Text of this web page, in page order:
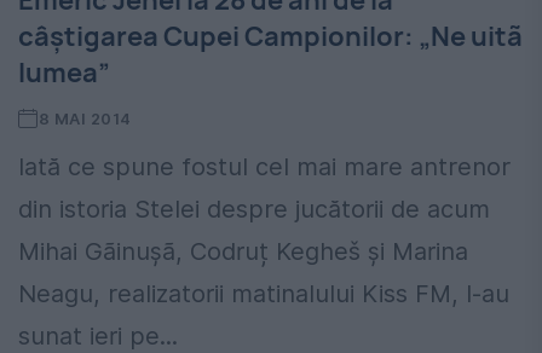
câștigarea Cupei Campionilor: „Ne uitã
lumea”
8 MAI 2014
Iată ce spune fostul cel mai mare antrenor
din istoria Stelei despre jucătorii de acum
Mihai Gãinușã, Codruț Kegheš și Marina
Neagu, realizatorii matinalului Kiss FM, l-au
sunat ieri pe...